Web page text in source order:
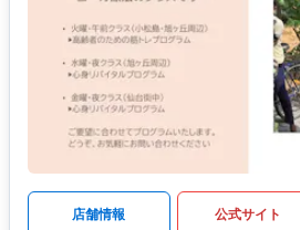
店舗情報 公式サイト